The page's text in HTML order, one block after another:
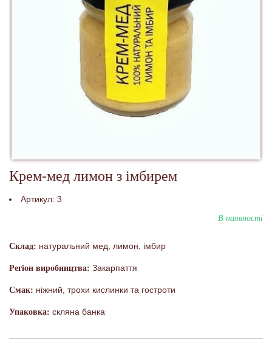
Крем-мед лимон з імбирем
Артикул: 3
В наявності
Склад: натуральний мед, лимон, імбир
Регіон виробництва: Закарпаття
Смак: ніжний, трохи кислинки та гостроти
Упаковка: скляна банка